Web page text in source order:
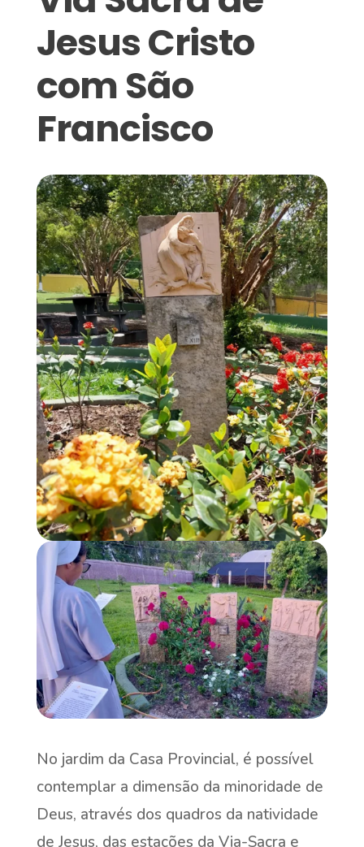
Jesus Cristo
com São
Francisco
No jardim da Casa Provincial, é possível
contemplar a dimensão da minoridade de
Deus, através dos quadros da natividade
de Jesus, das estações da Via-Sacra e